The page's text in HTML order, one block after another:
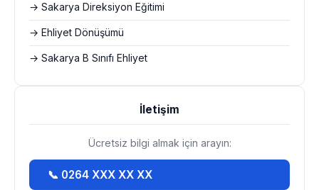
→ Sakarya Direksiyon Eğitimi
→ Ehliyet Dönüşümü
→ Sakarya B Sınıfı Ehliyet
İletişim
Ücretsiz bilgi almak için arayın:
📞 0264 XXX XX XX